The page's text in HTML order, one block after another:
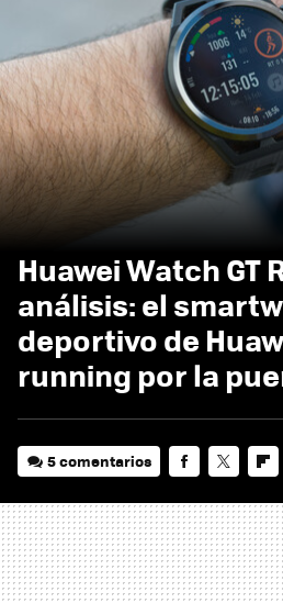
Huawei Watch GT
análisis: el
deportivo de
running por la
5 comentarios